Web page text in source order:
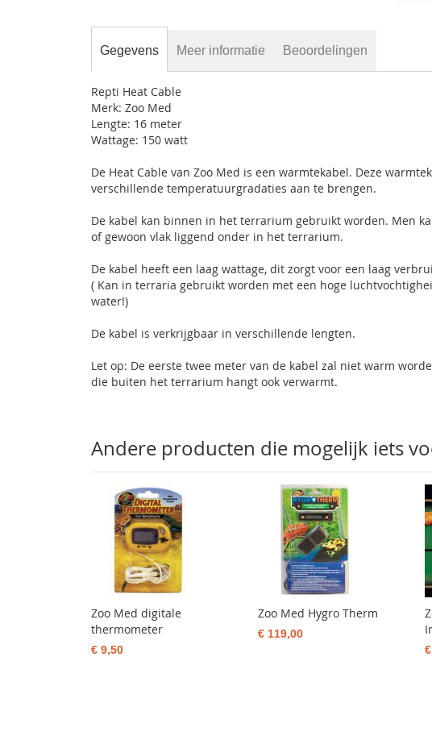
Gegevens
Repti Heat Cable
Merk: Zoo Med
Lengte: 16 meter
Wattage: 150 watt
De Heat Cable van Zoo Med is een warmtekabel. Deze
verschillende temperatuurgradaties aan te brengen.
De kabel kan binnen in het terrarium gebruikt worden. Men
of gewoon vlak liggend onder in het terrarium.
De kabel heeft een laag wattage, dit zorgt voor een laag
( Kan in terraria gebruikt worden met een hoge
water!)
De kabel is verkrijgbaar in verschillende lengten.
Let op: De eerste twee meter van de kabel zal niet warm
die buiten het terrarium hangt ook verwarmt.
Meer informatie Beoordelingen
Andere producten die mogelijk iets
Zoo Med digitale
thermometer
€ 9,50
Zoo Med Hygro Therm
€ 119,00